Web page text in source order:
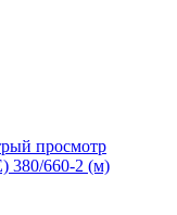
просмотр
380/660-2 (м)